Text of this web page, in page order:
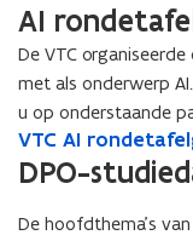
AI
De VTC
met als onderwerp
u op onderstaande
V
T
C
A
VTC AI
V
T
C
A
DPO-
De hoofdthema’s